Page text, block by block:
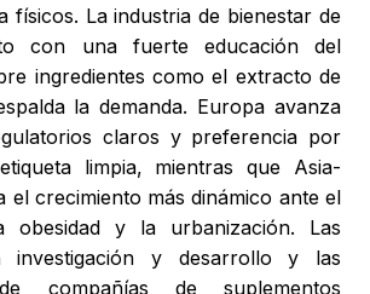
físicos. La industria de bienestar de
con una fuerte educación del
ingredientes como el extracto de
la demanda. Europa avanza
claros y preferencia por
limpia, mientras que Asia-
el crecimiento más dinámico ante el
obesidad y la urbanización. Las
investigación y desarrollo y las
compañías de suplementos